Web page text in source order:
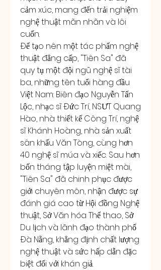
cảm xúc, mang đến trải nghiệm
nghệ thuật mãn nhãn và lôi
cuốn.
Để tạo nên một tác phẩm nghệ
thuật đẳng cấp, "Tiên Sa" đã
quy tụ một đội ngũ nghệ sĩ tài
ba, những tên tuổi hàng đầu
Việt Nam: Biên đạo Nguyễn Tấn
Lộc, nhạc sĩ Đức Trí, NSƯT Quang
Hào, nhà thiết kế Công Trí, nghệ
sĩ Khánh Hoàng, nhà sản xuất
sân khấu Văn Tòng, cùng hơn
40 nghệ sĩ múa và xiếc. Sau hơn
bốn tháng tập luyện miệt mài,
"Tiên Sa" đã chinh phục được
giới chuyên môn, nhận được sự
đánh giá cao từ Hội đồng Nghệ
thuật, Sở Văn hóa Thể thao, Sở
Du lịch và lãnh đạo thành phố
Đà Nẵng, khẳng định chất lượng
nghệ thuật và sức hấp dẫn đặc
biệt đối với khán giả.